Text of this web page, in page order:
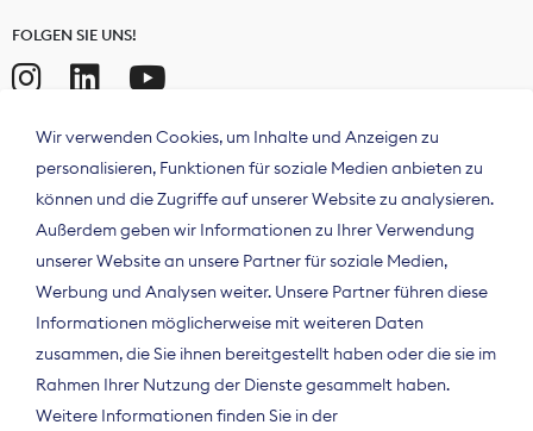
FOLGEN SIE UNS!
Der Bundesverband Digitalpublisher und
Zeitungsverleger (BDZV) vertritt als
Wir verwenden Cookies, um Inhalte und Anzeigen zu
personalisieren, Funktionen für soziale Medien anbieten zu
können und die Zugriffe auf unserer Website zu analysieren.
Außerdem geben wir Informationen zu Ihrer Verwendung
unserer Website an unsere Partner für soziale Medien,
Werbung und Analysen weiter. Unsere Partner führen diese
Informationen möglicherweise mit weiteren Daten
zusammen, die Sie ihnen bereitgestellt haben oder die sie im
Rahmen Ihrer Nutzung der Dienste gesammelt haben.
Weitere Informationen finden Sie in der